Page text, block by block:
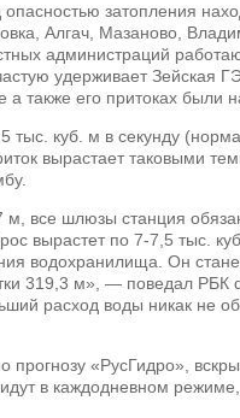
затопления
Алгач, Мазаново,
администраций
удерживает Зейская
также его притоках были
куб. м в секунду
вырастает таковыми
все шлюзы станция
вырастет по 7-7,5 тыс.
водохранилища. Он
319,3 м», — поведал
расход воды никак не
«РусГидро»,
в каждодневном